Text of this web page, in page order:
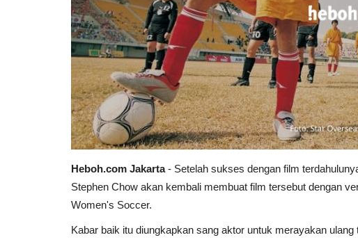
Heboh.com Jakarta- Setelah sukses dengan film
Stephen Chow akan kembali membuat film tersebut dengan
Women's Soccer.
Kabar baik itu diungkapkan sang aktor untuk merayakan